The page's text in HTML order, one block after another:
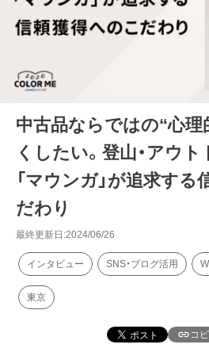
中古品ならではの“心
くしたい。登山・アウ
「マウンガ」が追求する
だわり
最終更新日:2024/06/26
インタビュー SNS・ブログ活用
東京
コ